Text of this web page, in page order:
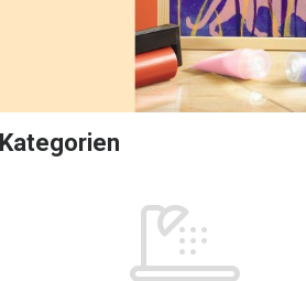
Kategorien